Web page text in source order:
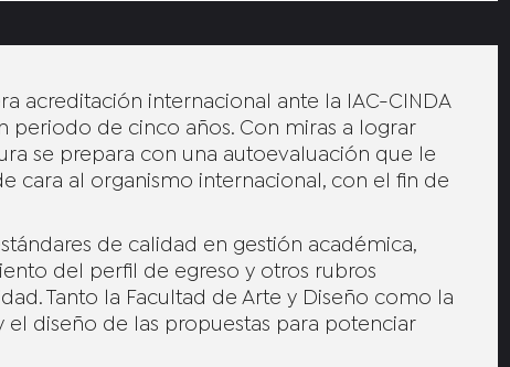
acreditación internacional ante la IAC-CINDA
periodo de cinco años. Con miras a lograr
se prepara con una autoevaluación que le
cara al organismo internacional, con el fin de
de calidad en gestión académica,
del perfil de egreso y otros rubros
Tanto la Facultad de Arte y Diseño como la
el diseño de las propuestas para potenciar